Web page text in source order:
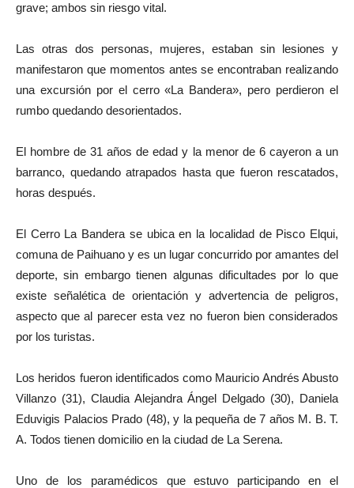
grave; ambos sin riesgo vital.
Las otras dos personas, mujeres, estaban sin lesiones y
manifestaron que momentos antes se encontraban realizando
una excursión por el cerro «La Bandera», pero perdieron el
rumbo quedando desorientados.
El hombre de 31 años de edad y la menor de 6 cayeron a un
barranco, quedando atrapados hasta que fueron rescatados,
horas después.
El Cerro La Bandera se ubica en la localidad de Pisco Elqui,
comuna de Paihuano y es un lugar concurrido por amantes del
deporte, sin embargo tienen algunas dificultades por lo que
existe señalética de orientación y advertencia de peligros,
aspecto que al parecer esta vez no fueron bien considerados
por los turistas.
Los heridos fueron identificados como Mauricio Andrés Abusto
Villanzo (31), Claudia Alejandra Ángel Delgado (30), Daniela
Eduvigis Palacios Prado (48), y la pequeña de 7 años M. B. T.
A. Todos tienen domicilio en la ciudad de La Serena.
Uno de los paramédicos que estuvo participando en el